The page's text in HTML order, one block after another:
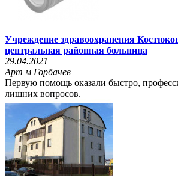
Учреждение здравоохранения
центральная районная больница
29.04.2021
Арт м Горбачев
Первую помощь оказали быстро,
лишних вопросов.